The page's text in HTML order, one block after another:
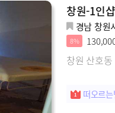
창원-1인
경남 창원
8%
창원 산호
떠오르